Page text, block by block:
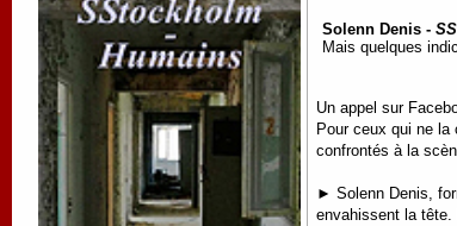
Solenn Denis -
Mais quelques
Un appel sur
Pour ceux qui ne
confrontés à la
► Solenn Denis,
envahissent la tête.